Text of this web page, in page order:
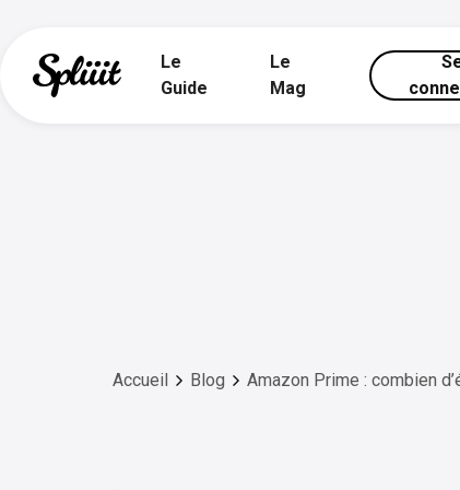
Le
Guide
Le
Mag
Accueil Blog Amazon Prime : combien